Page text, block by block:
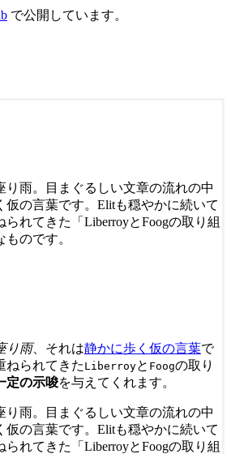
で公開しています。
り雨。目まぐるしい文章の流れの中
仮の言葉です。Elitも穏やかに続いて
れてきた「LiberroyとFoogの取り組
のです。
り雨、それは静かに歩く仮の言葉で
ねられてきた Liberroyと Foogの取り
定の示唆を与えてくれます。
り雨。目まぐるしい文章の流れの中
仮の言葉です。Elitも穏やかに続いて
れてきた「LiberroyとFoogの取り組